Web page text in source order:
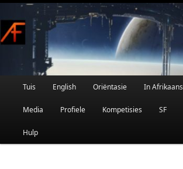
Skip
to
primary
content
Afrikaanse Wetenskapfiksie en Fantasie
Main
Tuis English Oriëntasie In Afrikaans
Media Profiele Kompetisies SF
Hulp